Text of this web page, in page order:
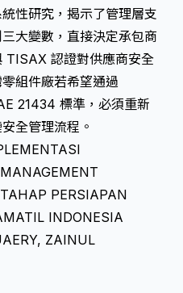
性研究，揭示了管理層支
大變數，直接決定承包商
認證對供應商安全
組件廠若希望通過
21434 標準，必須重新
全管理流程。
PERSIAPAN
INDONESIA
ZAINUL